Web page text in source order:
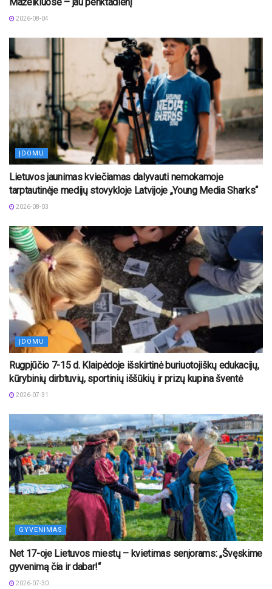
2026-08-04
ĮDOMU
Lietuvos jaunimas kviečiamas dalyvauti nemokamoje
tarptautinėje medijų stovykloje Latvijoje „Young Media Sharks“
2026-08-03
ĮDOMU
Rugpjūčio 7-15 d. Klaipėdoje išskirtinė buriuotojiškų edukacijų,
kūrybinių dirbtuvių, sportinių iššūkių ir prizų kupina šventė
2026-07-31
GYVENIMAS
Net 17-oje Lietuvos miestų – kvietimas senjorams: „Švęskime
gyvenimą čia ir dabar!“
2026-07-30